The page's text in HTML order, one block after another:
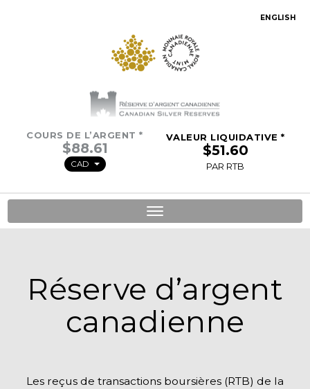
COURS DE L’ARGENT *
CAD
VALEUR LIQUIDATIVE *
PAR RTB
ENGLISH
Toggle
navigation
Réserve d’argent
canadienne
Les reçus de transactions boursières (RTB) de la